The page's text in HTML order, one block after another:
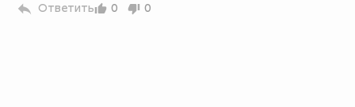
0 0
Ответить